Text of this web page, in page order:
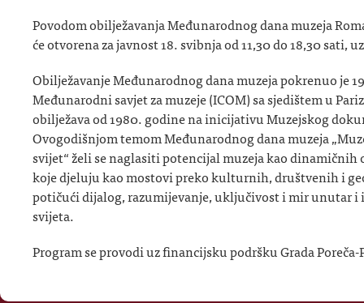
Povodom obilježavanja Međunarodnog dana muzeja
će otvorena za javnost 18. svibnja od 11,30 do 18,30 sati,
Obilježavanje Međunarodnog dana muzeja pokrenuo je
Međunarodni savjet za muzeje (ICOM) sa sjedištem u
obilježava od 1980. godine na inicijativu Muzejskog
Ovogodišnjom temom Međunarodnog dana muzeja
svijet“ želi se naglasiti potencijal muzeja kao
koje djeluju kao mostovi preko kulturnih, društvenih i
potičući dijalog, razumijevanje, uključivost i mir unutar i
svijeta.
Program se provodi uz financijsku podršku Grada